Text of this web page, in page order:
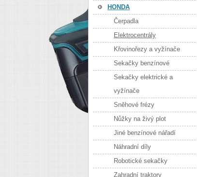
HONDA
Čerpadla
Elektrocentrály
Křovinořezy a vyžínače
Sekačky benzínové
Sekačky elektrické a
vyžínače
Sněhové frézy
Nůžky na živý plot
Jiné benzínové nářadí
Náhradní díly
Robotické sekačky
Zahradní traktory